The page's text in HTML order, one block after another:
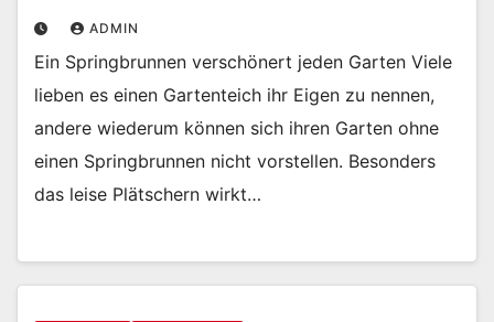
ADMIN
Ein Springbrunnen verschönert jeden Garten Viele
lieben es einen Gartenteich ihr Eigen zu nennen,
andere wiederum können sich ihren Garten ohne
einen Springbrunnen nicht vorstellen. Besonders
das leise Plätschern wirkt…